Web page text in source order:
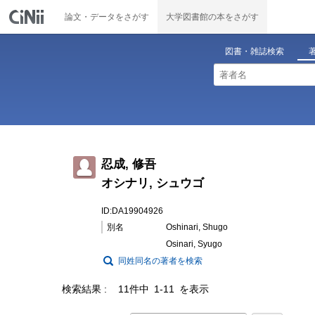
論文・データをさがす 大学図書館の本をさがす
図書・雑誌検索
忍成, 修吾
オシナリ, シュウゴ
ID:DA19904926
別名
Oshinari, Shugo
Osinari, Syugo
同姓同名の著者を検索
検索結果 11件中 1-11 を表示